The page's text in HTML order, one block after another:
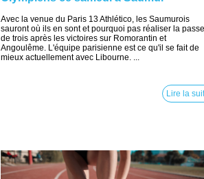
Avec la venue du Paris 13 Athlético, les Saumurois
sauront où ils en sont et pourquoi pas réaliser la passe
de trois après les victoires sur Romorantin et
Angoulême. L'équipe parisienne est ce qu'il se fait de
mieux actuellement avec Libourne. ...
Lire la